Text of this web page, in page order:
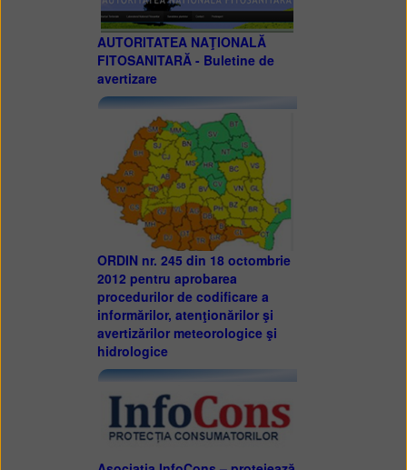
AUTORITATEA NAŢIONALĂ
FITOSANITARĂ - Buletine de
avertizare
ORDIN nr. 245 din 18 octombrie
2012 pentru aprobarea
procedurilor de codificare a
informărilor, atenţionărilor şi
avertizărilor meteorologice şi
hidrologice